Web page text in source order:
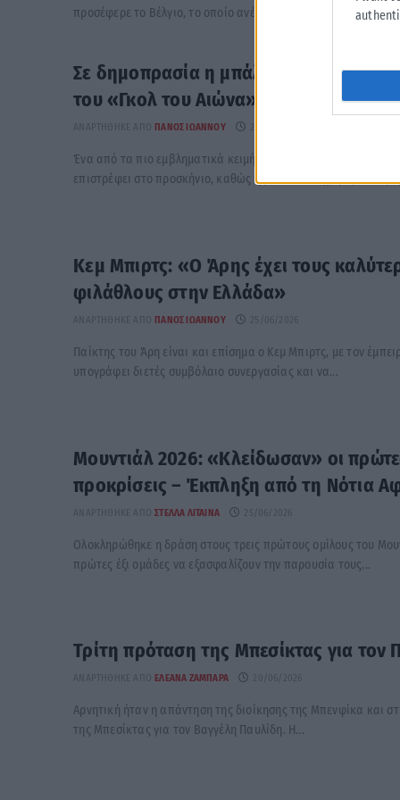
προσέφερε το Βέλγιο, το οποίο ανέτρεψε το εις βάρος του...
Σε δημοπρασία η μπάλα του «Χεριού
του «Γκολ του Αιώνα» του Μαραντόνα
ΑΝΑΡΤΉΘΗΚΕ ΑΠΌ ΠΆΝΟΣ ΙΩΆΝΝΟΥ
Ένα από τα πιο εμβληματικά κειμήλια στην ιστορία του
επιστρέφει στο προσκήνιο, καθώς η μπάλα που
Κεμ Μπιρτς: «Ο Άρης έχει τους
φιλάθλους στην Ελλάδα»
ΑΝΑΡΤΉΘΗΚΕ ΑΠΌ ΠΆΝΟΣ ΙΩΆΝΝΟΥ 25/06/2026
Παίκτης του Άρη είναι και επίσημα ο Κεμ Μπιρτς, με τον
υπογράφει διετές συμβόλαιο συνεργασίας και να...
Μουντιάλ 2026: «Κλείδωσαν» οι
προκρίσεις – Έκπληξη από τη Νότια
ΑΝΑΡΤΉΘΗΚΕ ΑΠΌ ΣΤΈΛΛΑ ΛΊΤΑΙΝΑ 25/06/2026
Ολοκληρώθηκε η δράση στους τρεις πρώτους ομίλους του
πρώτες έξι ομάδες να εξασφαλίζουν την παρουσία τους...
Τρίτη πρόταση της Μπεσίκτας για τον
ΕΛΕΆΝΑ ΖΑΜΠΆΡΑ 20/06/2026
Αρνητική ήταν η απάντηση της διοίκησης της Μπενφίκα και
της Μπεσίκτας για τον Βαγγέλη Παυλίδη. Η...